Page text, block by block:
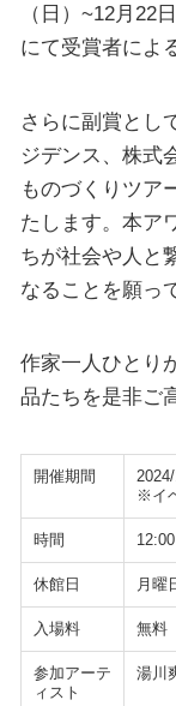
（日）~12月22
にて受賞者によ
さらに副賞とし
ジデンス、株式
ものづくりツア
たします。本ア
ちが社会や人と
なることを願っ
作家一人ひとり
品たちを是非ご
開催期間
※イ
時間
休館日 月曜
入場料 無料
参加アーテ
ィスト
湯川